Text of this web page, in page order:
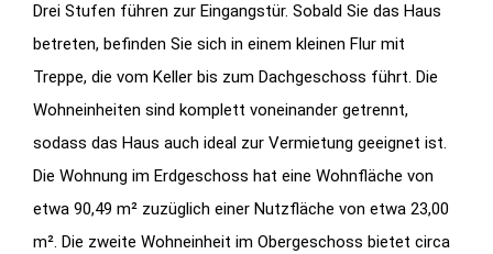
Drei Stufen führen zur Eingangstür. Sobald Sie das Haus
betreten, befinden Sie sich in einem kleinen Flur mit
Treppe, die vom Keller bis zum Dachgeschoss führt. Die
Wohneinheiten sind komplett voneinander getrennt,
sodass das Haus auch ideal zur Vermietung geeignet ist.
Die Wohnung im Erdgeschoss hat eine Wohnfläche von
etwa 90,49 m² zuzüglich einer Nutzfläche von etwa 23,00
m². Die zweite Wohneinheit im Obergeschoss bietet circa